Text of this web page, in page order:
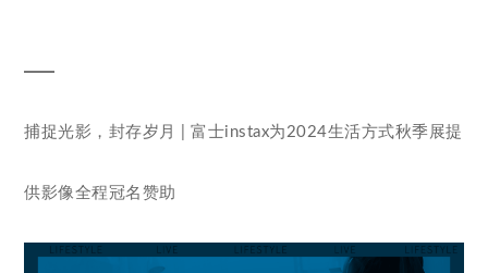
捕捉光影，封存岁月 | 富士instax为2024生活方式秋季展提
供影像全程冠名赞助